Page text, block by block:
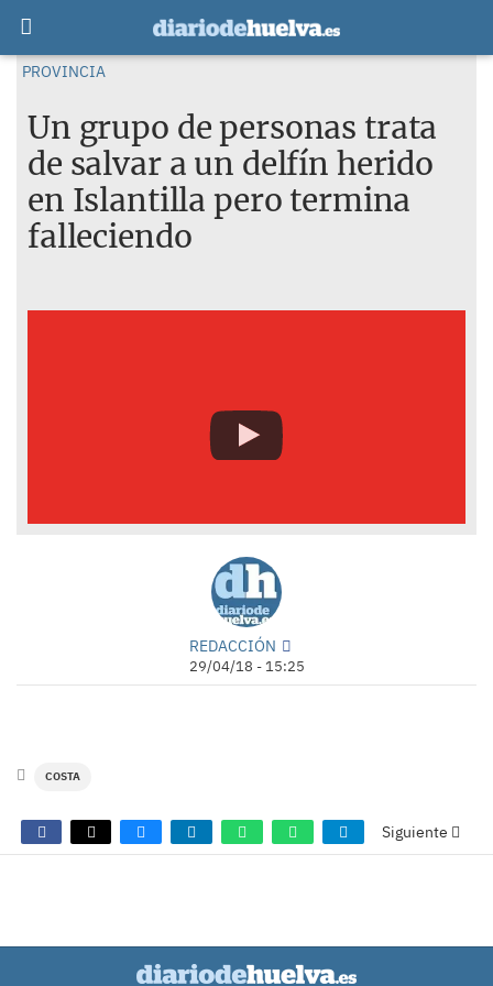
PROVINCIA
Un grupo de personas trata
de salvar a un delfín herido
en Islantilla pero termina
falleciendo
REDACCIÓN
29/04/18 - 15:25
COSTA
Siguiente